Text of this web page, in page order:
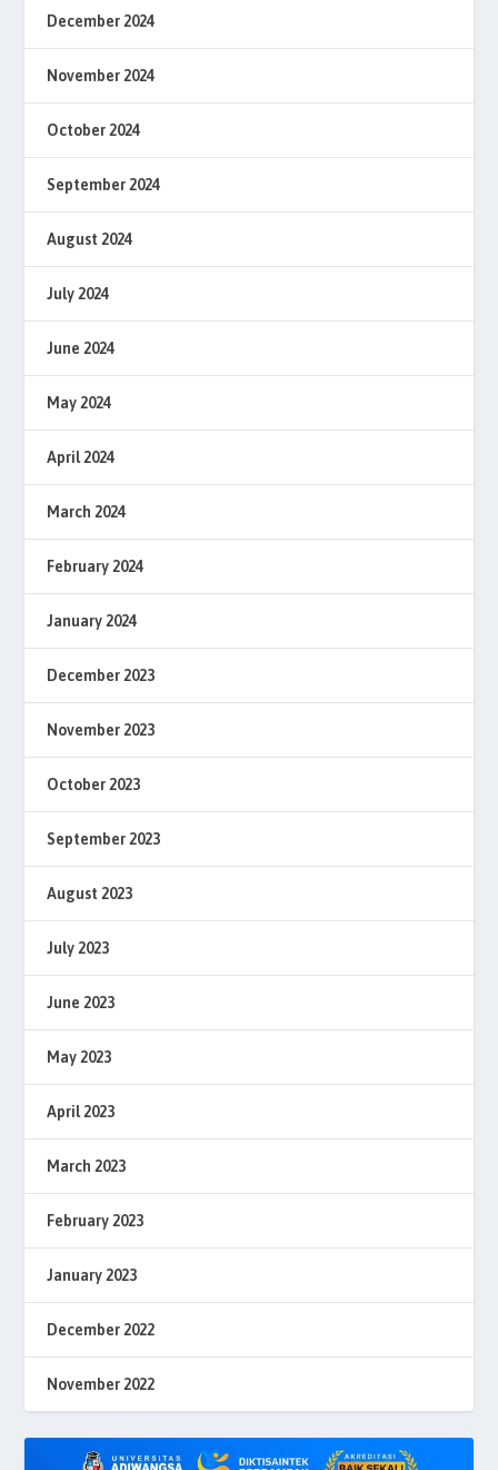
December 2024
November 2024
October 2024
September 2024
August 2024
July 2024
June 2024
May 2024
April 2024
March 2024
February 2024
January 2024
December 2023
November 2023
October 2023
September 2023
August 2023
July 2023
June 2023
May 2023
April 2023
March 2023
February 2023
January 2023
December 2022
November 2022